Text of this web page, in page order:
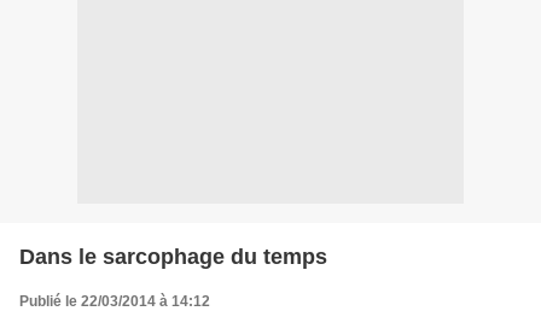
Dans le sarcophage du temps
Publié le 22/03/2014 à 14:12